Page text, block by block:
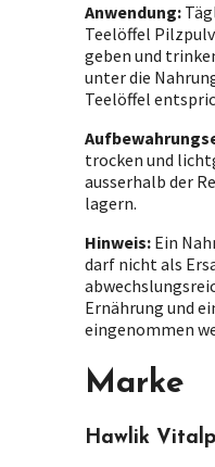
Anwendung:
Teelöffel
geben und
unter die
Teelöffel
trocken und
ausserhalb der
lagern.
Hinweis: Ein
darf nicht als
Ernährung und
eingenommen
Marke
Hawlik